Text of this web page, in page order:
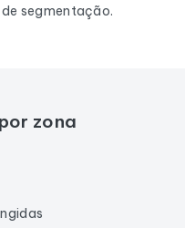
segmentação.
zona